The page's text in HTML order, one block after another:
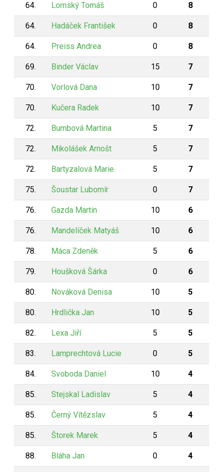
64. Lomský Tomáš 0 8
64. Hadáček František 0 8
64. Preiss Andrea 0 8
69. Binder Václav 15 7
70. Vorlová Dana 10 7
70. Kučera Radek 10 7
72. Bumbová Martina 5 7
72. Mikolášek Arnošt 5 7
72. Bartyzalová Marie 5 7
75. Šoustar Lubomír 0 7
76. Gazda Martin 10 6
76. Mandelíček Matyáš 10 6
78. Máca Zdeněk 5 6
79. Houšková Šárka 0 6
80. Nováková Denisa 10 5
80. Hrdlička Jan 10 5
82. Lexa Jiří 5 5
83. Lamprechtová Lucie 0 5
84. Svoboda Daniel 10 4
85. Stejskal Ladislav 5 4
85. Černý Vítězslav 5 4
85. Štorek Marek 5 4
88. Bláha Jan 0 4